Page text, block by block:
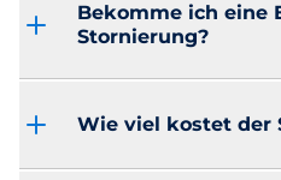
Bekomme ich eine
Stornierung?
Wie viel kostet der